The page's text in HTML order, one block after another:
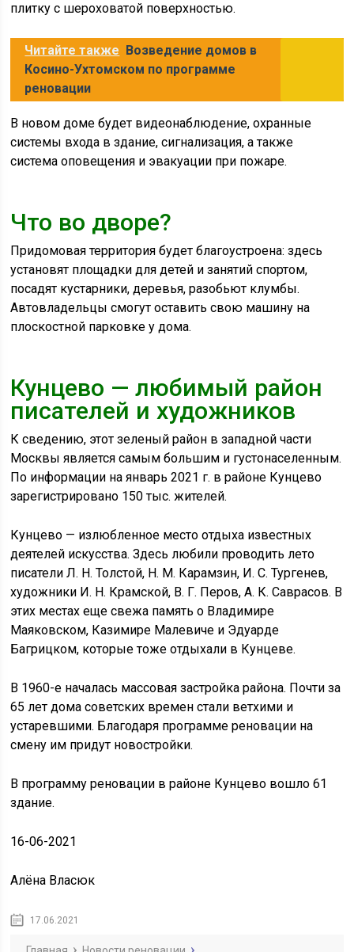
плитку с шероховатой поверхностью.
Читайте также Возведение домов в
Косино-Ухтомском по программе
реновации
В новом доме будет видеонаблюдение, охранные
системы входа в здание, сигнализация, а также
система оповещения и эвакуации при пожаре.
Что во дворе?
Придомовая территория будет благоустроена: здесь
установят площадки для детей и занятий спортом,
посадят кустарники, деревья, разобьют клумбы.
Автовладельцы смогут оставить свою машину на
плоскостной парковке у дома.
Кунцево — любимый район
писателей и художников
К сведению, этот зеленый район в западной части
Москвы является самым большим и густонаселенным.
По информации на январь 2021 г. в районе Кунцево
зарегистрировано 150 тыс. жителей.
Кунцево — излюбленное место отдыха известных
деятелей искусства. Здесь любили проводить лето
писатели Л. Н. Толстой, Н. М. Карамзин, И. С. Тургенев,
художники И. Н. Крамской, В. Г. Перов, А. К. Саврасов. В
этих местах еще свежа память о Владимире
Маяковском, Казимире Малевиче и Эдуарде
Багрицком, которые тоже отдыхали в Кунцеве.
В 1960-е началась массовая застройка района. Почти за
65 лет дома советских времен стали ветхими и
устаревшими. Благодаря программе реновации на
смену им придут новостройки.
В программу реновации в районе Кунцево вошло 61
здание.
16-06-2021
Алёна Власюк
17.06.2021